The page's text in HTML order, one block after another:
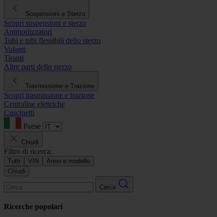
Sospensioni e Sterzo
Scopri sospensioni e sterzo
Ammortizzatori
Tubi e tubi flessibili dello sterzo
Volanti
Tiranti
Altre parti dello sterzo
Trasmissione e Trazione
Scopri trasmissione e trazione
Centraline elettriche
Cuscinetti
Paese
Chiudi
Filtro di ricerca:
Tutti VIN
Anno e modello
Chiudi
Cerca
Ricerche popolari